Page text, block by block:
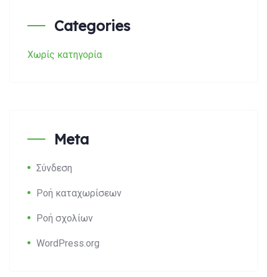
Categories
Χωρίς κατηγορία
Meta
Σύνδεση
Ροή καταχωρίσεων
Ροή σχολίων
WordPress.org